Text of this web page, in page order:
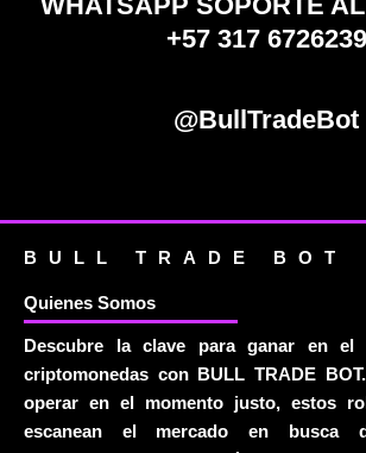
+57 317 6726239
@BullTradeBot
BULL TRADE BOT
Quienes Somos
Descubre la clave para ganar en el
criptomonedas con BULL TRADE
operar en el momento justo, estos
escanean el mercado en busca